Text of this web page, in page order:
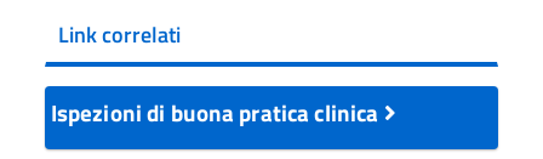
Link correlati
Ispezioni di buona pratica clinica